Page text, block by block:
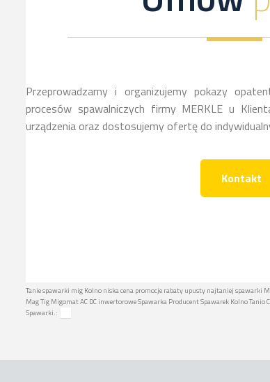
Przeprowadzamy i organizujemy pokazy
procesów spawalniczych firmy MERKLE u
urządzenia oraz dostosujemy ofertę do
Kontakt
Tanie spawarki mig Kolno niska cena promocje rabaty upusty najtaniej spawarki
Mag Tig Migomat AC DC inwertorowe Spawarka Producent Spawarek Kolno
Spawarki.: